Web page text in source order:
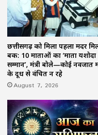
छत्तीसगढ़ को मिला पहला मदर
बैंक: 10 माताओं का ‘माता यशोदा
सम्मान’, मंत्री बोले—कोई नवजात
के दूध से वंचित न रहे
August 7, 2026